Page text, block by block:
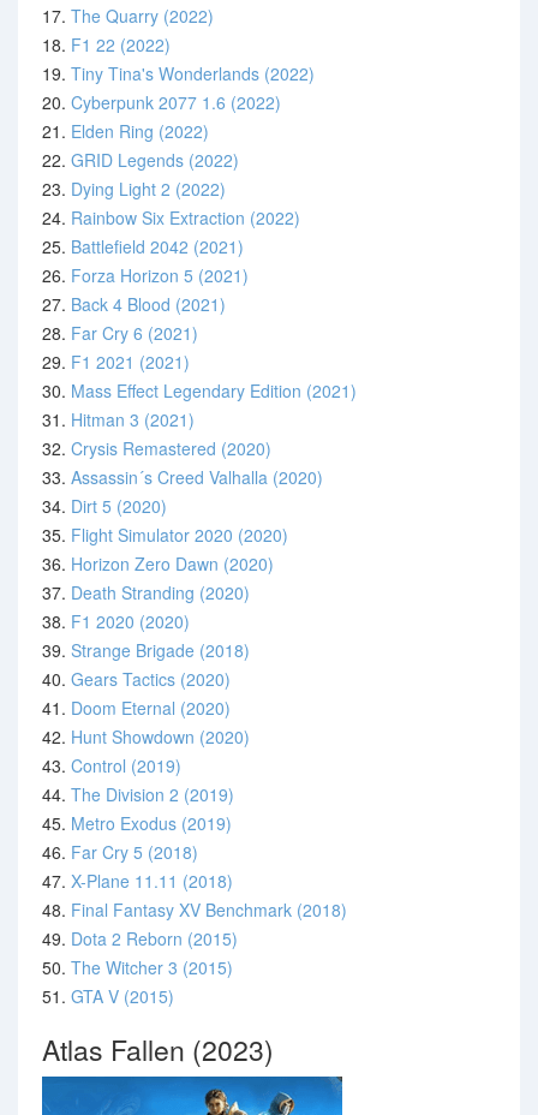
17. The Quarry (2022)
18. F1 22 (2022)
19. Tiny Tina's Wonderlands (2022)
20. Cyberpunk 2077 1.6 (2022)
21. Elden Ring (2022)
22. GRID Legends (2022)
23. Dying Light 2 (2022)
24. Rainbow Six Extraction (2022)
25. Battlefield 2042 (2021)
26. Forza Horizon 5 (2021)
27. Back 4 Blood (2021)
28. Far Cry 6 (2021)
29. F1 2021 (2021)
30. Mass Effect Legendary Edition (2021)
31. Hitman 3 (2021)
32. Crysis Remastered (2020)
33. Assassin´s Creed Valhalla (2020)
34. Dirt 5 (2020)
35. Flight Simulator 2020 (2020)
36. Horizon Zero Dawn (2020)
37. Death Stranding (2020)
38. F1 2020 (2020)
39. Strange Brigade (2018)
40. Gears Tactics (2020)
41. Doom Eternal (2020)
42. Hunt Showdown (2020)
43. Control (2019)
44. The Division 2 (2019)
45. Metro Exodus (2019)
46. Far Cry 5 (2018)
47. X-Plane 11.11 (2018)
48. Final Fantasy XV Benchmark (2018)
49. Dota 2 Reborn (2015)
50. The Witcher 3 (2015)
51. GTA V (2015)
Atlas Fallen (2023)